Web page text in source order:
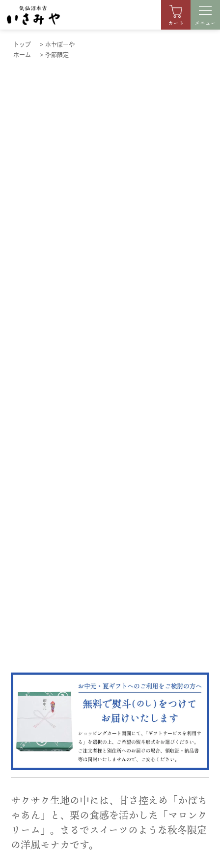
カート メニュー
トップ > ホヤぼーや
ホーム
>季節限定
サクサク生地の中には、甘さ控えめ「かぼち
ゃあん」と、栗の食感を活かした「マロンク
リーム」。まるでスイーツのような秋冬限定
の洋風モナカです。